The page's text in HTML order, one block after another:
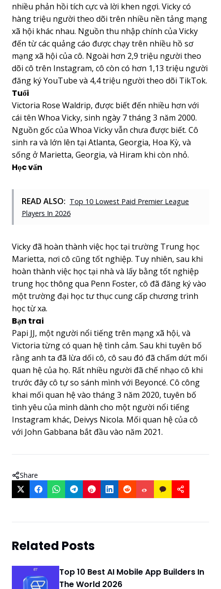
nhiều phản hồi tích cực và lời khen ngợi. Vicky có
hàng triệu người theo dõi trên nhiều nền tảng mạng
xã hội khác nhau. Nguồn thu nhập chính của Vicky
đến từ các quảng cáo được chạy trên nhiều hồ sơ
mạng xã hội của cô. Ngoài hơn 2,9 triệu người theo
dõi cô trên Instagram, cô còn có hơn 1,13 triệu người
đăng ký YouTube và 4,4 triệu người theo dõi TikTok.
Tuổi
Victoria Rose Waldrip, được biết đến nhiều hơn với
cái tên Whoa Vicky, sinh ngày 7 tháng 3 năm 2000.
Nguồn gốc của Whoa Vicky vẫn chưa được biết. Cô
sinh ra và lớn lên tại Atlanta, Georgia, Hoa Kỳ, và
sống ở Marietta, Georgia, và Hiram khi còn nhỏ.
Học vấn
READ ALSO: Top 10 Lowest Paid Premier League
Players In 2026
Vicky đã hoàn thành việc học tại trường Trung học
Marietta, nơi cô cũng tốt nghiệp. Tuy nhiên, sau khi
hoàn thành việc học tại nhà và lấy bằng tốt nghiệp
trung học thông qua Penn Foster, cô đã đăng ký vào
một trường đại học tư thục cung cấp chương trình
học từ xa.
Bạn trai
Papi JJ, một người nổi tiếng trên mạng xã hội, và
Victoria từng có quan hệ tình cảm. Sau khi tuyên bố
rằng anh ta đã lừa dối cô, cô sau đó đã chấm dứt mối
quan hệ của họ. Rất nhiều người đã chế nhạo cô khi
trước đây cô tự so sánh mình với Beyoncé. Cô công
khai mối quan hệ vào tháng 3 năm 2020, tuyên bố
tình yêu của mình dành cho một người nổi tiếng
Instagram khác, Deivys Nicola. Mối quan hệ của cô
với John Gabbana bắt đầu vào năm 2021.
Share
Related Posts
Top 10 Best AI Mobile App Builders In
The World 2026